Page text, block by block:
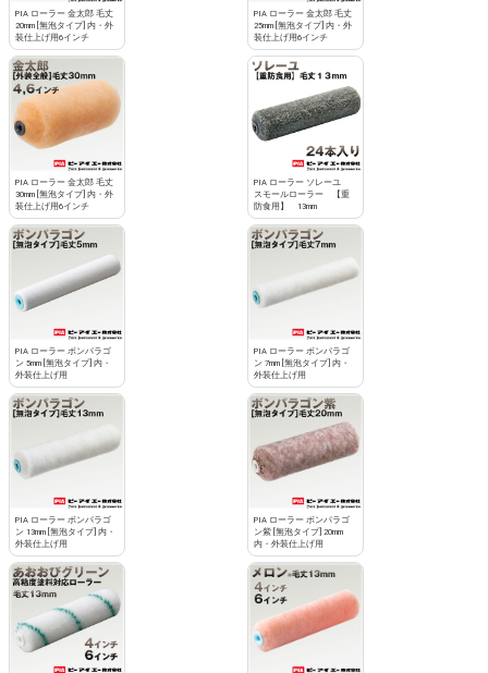
PIA ローラー 金太郎 毛丈
20mm [無泡タイプ] 内・外
装仕上げ用6インチ
PIA ローラー 金太郎 毛丈
25mm [無泡タイプ] 内・外
装仕上げ用6インチ
PIA ローラー 金太郎 毛丈
30mm [無泡タイプ] 内・外
装仕上げ用6インチ
PIA ローラー ソレーユ
スモールローラー 【重
防食用】 13mm
PIA ローラー ボンパラゴ
ン 5mm [無泡タイプ] 内・
外装仕上げ用
PIA ローラー ボンパラゴ
ン 7mm [無泡タイプ] 内・
外装仕上げ用
PIA ローラー ボンパラゴ
ン 13mm [無泡タイプ] 内・
外装仕上げ用
PIA ローラー ボンパラゴ
ン紫 [無泡タイプ] 20mm
内・外装仕上げ用